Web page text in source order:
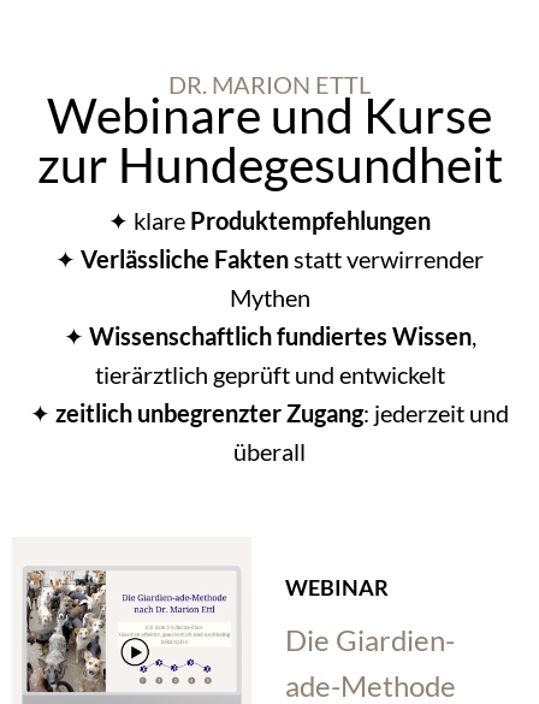
DR. MARION ETTL
Webinare und Kurse
zur Hundegesundheit
✦ klare Produktempfehlungen
✦ Verlässliche Faktenstatt verwirrender
Mythen
✦ Wissenschaftlich fundiertes Wissen,
tierärztlich geprüft und entwickelt
✦ zeitlich unbegrenzter Zugang: jederzeit und
überall
WEBINAR
Die Giardien-
ade-Methode